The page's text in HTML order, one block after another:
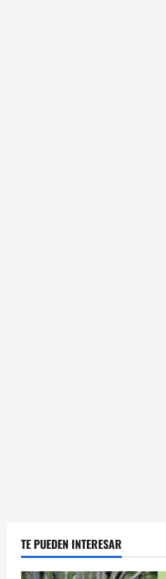
TE PUEDEN INTERESAR